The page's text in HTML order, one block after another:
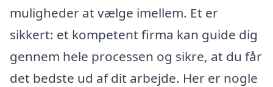
muligheder at vælge imellem. Et er
sikkert: et kompetent firma kan guide dig
gennem hele processen og sikre, at du får
det bedste ud af dit arbejde. Her er nogle